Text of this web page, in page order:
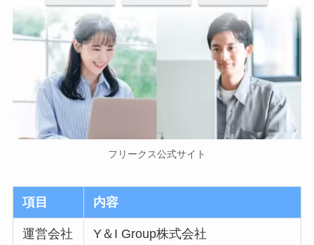
フリークス公式サイト
項目 内容
運営会社 Y＆I Group株式会社